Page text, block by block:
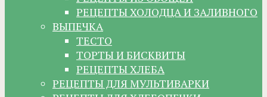
РЕЦЕПТЫ ХОЛОДЦА И ЗАЛИВНОГО
ВЫПЕЧКА
ТЕСТО
ТОРТЫ И БИСКВИТЫ
РЕЦЕПТЫ ХЛЕБА
РЕЦЕПТЫ ДЛЯ МУЛЬТИВАРКИ